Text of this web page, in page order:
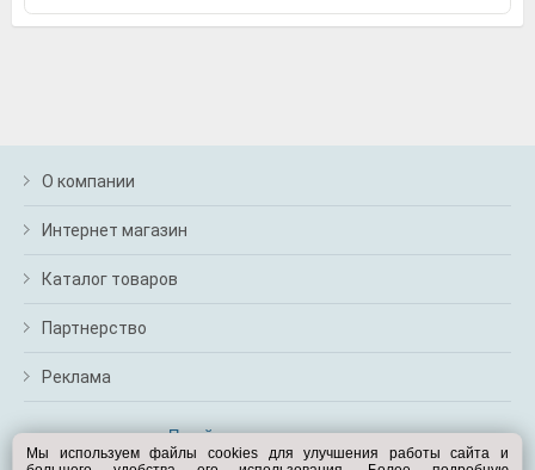
О компании
Интернет магазин
Каталог товаров
Партнерство
Реклама
Перейти на полную версию
Мы используем файлы cookies для улучшения работы сайта и